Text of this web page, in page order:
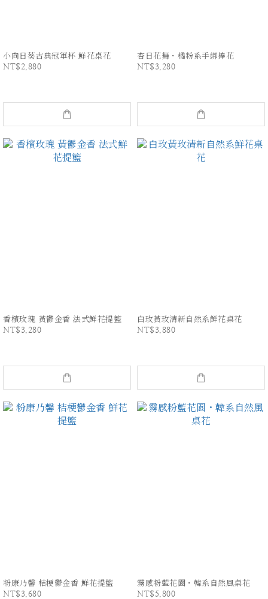
小向日葵古典冠軍杯 鮮花桌花
NT$2,880
杏日花舞・橘粉系手綁捧花
NT$3,280
香檳玫瑰 黃鬱金香 法式鮮花提籃
NT$3,280
白玫黃玫清新自然系鮮花桌花
NT$3,880
粉康乃馨 桔梗鬱金香 鮮花提籃
NT$3,680
霧感粉藍花園・韓系自然風桌花
NT$5,800